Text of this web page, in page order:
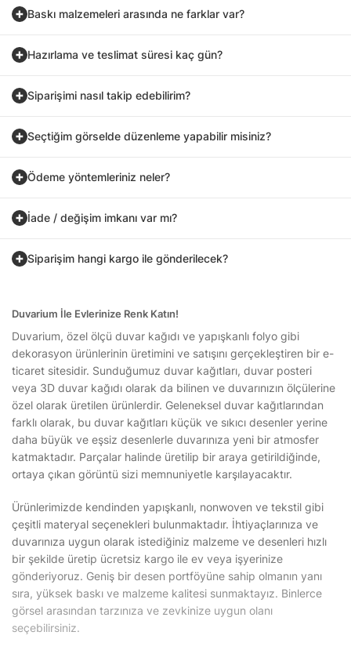
Baskı malzemeleri arasında ne farklar var?
Hazırlama ve teslimat süresi kaç gün?
Siparişimi nasıl takip edebilirim?
Seçtiğim görselde düzenleme yapabilir misiniz?
Ödeme yöntemleriniz neler?
İade / değişim imkanı var mı?
Siparişim hangi kargo ile gönderilecek?
Duvarium İle Evlerinize Renk Katın!
Duvarium, özel ölçü duvar kağıdı ve yapışkanlı folyo gibi
dekorasyon ürünlerinin üretimini ve satışını gerçekleştiren bir e-
ticaret sitesidir. Sunduğumuz duvar kağıtları, duvar posteri
veya 3D duvar kağıdı olarak da bilinen ve duvarınızın ölçülerine
özel olarak üretilen ürünlerdir. Geleneksel duvar kağıtlarından
farklı olarak, bu duvar kağıtları küçük ve sıkıcı desenler yerine
daha büyük ve eşsiz desenlerle duvarınıza yeni bir atmosfer
katmaktadır. Parçalar halinde üretilip bir araya getirildiğinde,
ortaya çıkan görüntü sizi memnuniyetle karşılayacaktır.
Ürünlerimizde kendinden yapışkanlı, nonwoven ve tekstil gibi
çeşitli materyal seçenekleri bulunmaktadır. İhtiyaçlarınıza ve
duvarınıza uygun olarak istediğiniz malzeme ve desenleri hızlı
bir şekilde üretip ücretsiz kargo ile ev veya işyerinize
gönderiyoruz. Geniş bir desen portföyüne sahip olmanın yanı
sıra, yüksek baskı ve malzeme kalitesi sunmaktayız. Binlerce
görsel arasından tarzınıza ve zevkinize uygun olanı
seçebilirsiniz.